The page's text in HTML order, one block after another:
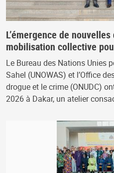
L’émergence de
mobilisation collective
Le Bureau des Nations Unies
Sahel (UNOWAS) et l’Office
drogue et le crime (ONUDC)
2026 à Dakar, un atelier